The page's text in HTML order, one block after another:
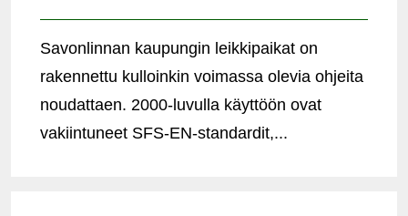
Savonlinnan kaupungin leikkipaikat on
rakennettu kulloinkin voimassa olevia ohjeita
noudattaen. 2000-luvulla käyttöön ovat
vakiintuneet SFS-EN-standardit,...